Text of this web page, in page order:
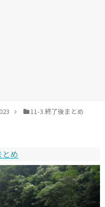
11-3.終了後まとめ
め